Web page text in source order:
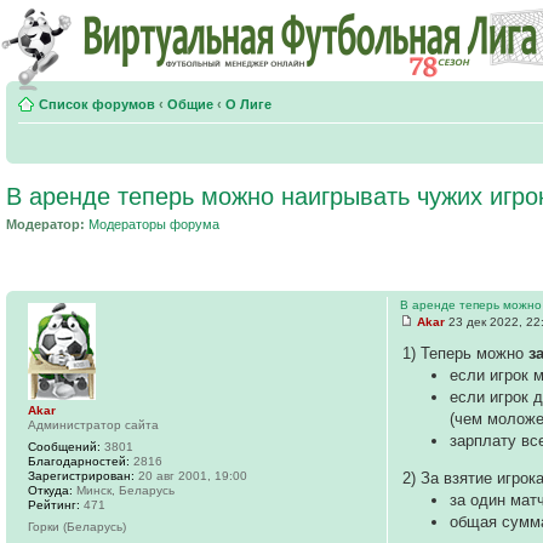
Список форумов ‹ Общие ‹ О Лиге
В аренде теперь можно наигрывать чужих
Модератор: Модераторы форума
В аренде теперь можно
Akar 23 дек 2022,
1) Теперь можно
если игрок
если игрок
(чем
зарплату
2) За взятие
за один
общая
Akar
Администратор сайта
Сообщений: 3801
Благодарностей: 2816
Зарегистрирован: 20 авг 2001, 19:00
Откуда: Минск, Беларусь
Рейтинг: 471
Горки (Беларусь)